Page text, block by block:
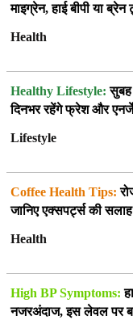
माइग्रेन, हाई बीपी या
Health
Healthy Lifestyle: सुबह
दिनभर रहेंगे फ्रेश और
Lifestyle
Coffee Health Tips:
जानिए एक्सपर्ट्स की सलाह
Health
High BP Symptoms:
नजरअंदाज, इस लेवल पर